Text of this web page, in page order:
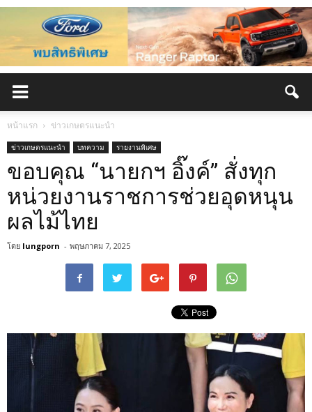
หน้าแรก ข่าวเกษตรแนะนำ
ข่าวเกษตรแนะนำ บทความ รายงานพิเศษ
ขอบคุณ “นายกฯ อิ๊งค์” สั่งทุก
หน่วยงานราชการช่วยอุดหนุน
ผลไม้ไทย
โดย lungporn - พฤษภาคม 7, 2025